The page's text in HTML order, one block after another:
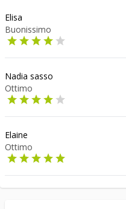
Elisa
Buonissimo
Nadia sasso
Ottimo
Elaine
Ottimo